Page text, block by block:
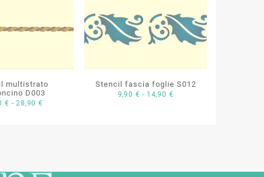
multistrato
D003
€ - 28,90€
Stencil fascia foglie S012
9,90 € - 14,90 €